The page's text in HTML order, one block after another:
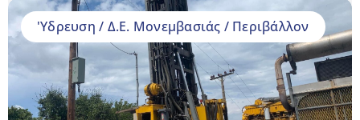
'Υδρευση / Δ.Ε. Μονεμβασιάς / Περιβάλλον